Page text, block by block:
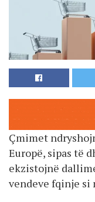
Çmimet
Europë, sipas të
ekzistojnë
vendeve fqinje si